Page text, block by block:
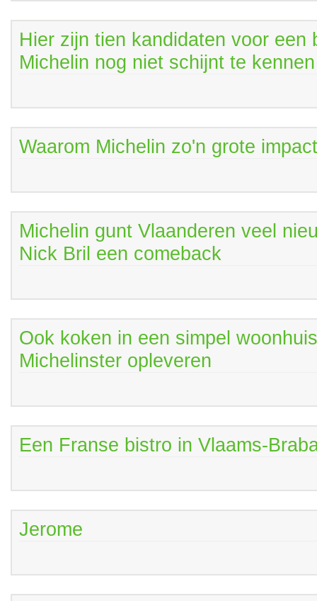
Hier zijn tien kandidaten voor een
Michelin nog niet schijnt te kennen
Waarom Michelin zo'n grote
Michelin gunt Vlaanderen veel
Nick Bril een comeback
Ook koken in een simpel
Michelinster opleveren
Een Franse bistro in Vlaams-
Jerome